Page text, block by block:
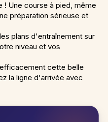
! Une course à pied, même
préparation sérieuse et
plans d'entraînement sur
niveau et vos
cette belle
la ligne d'arrivée avec